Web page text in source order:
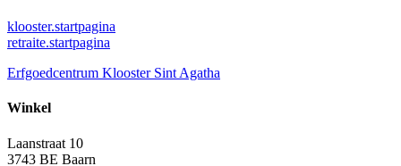
klooster.startpagina
retraite.startpagina
Erfgoedcentrum Klooster Sint Agatha
Winkel
Laanstraat 10
3743 BE Baarn